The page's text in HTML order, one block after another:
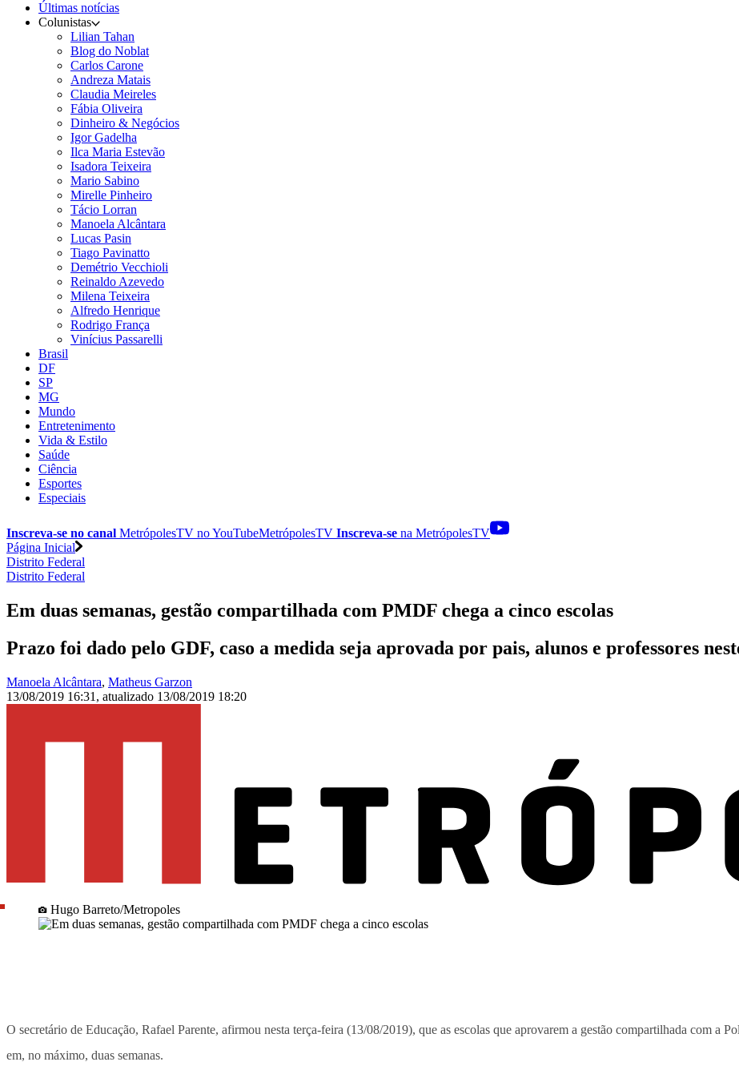
Últimas notícias
Colunistas
Lilian Tahan
Blog do Noblat
Carlos Carone
Andreza Matais
Claudia Meireles
Fábia Oliveira
Dinheiro & Negócios
Igor Gadelha
Ilca Maria Estevão
Isadora Teixeira
Mario Sabino
Mirelle Pinheiro
Tácio Lorran
Manoela Alcântara
Lucas Pasin
Tiago Pavinatto
Demétrio Vecchioli
Reinaldo Azevedo
Milena Teixeira
Alfredo Henrique
Rodrigo França
Vinícius Passarelli
Brasil
DF
SP
MG
Mundo
Entretenimento
Vida & Estilo
Saúde
Ciência
Esportes
Especiais
Inscreva-se no canal MetrópolesTV noYouTubeMetrópolesTV Inscreva-se na MetrópolesTV
Página Inicial
Distrito Federal
Distrito Federal
Em duas semanas, gestão compartilhada com PMDF chega a cinco escolas
Prazo foi dado pelo GDF, caso a medida seja aprovada por pais, alunos e professores
Manoela Alcântara, Matheus Garzon
13/08/2019 16:31 , atualizado 13/08/2019 18:20
Hugo Barreto/Metropoles
O secretário de Educação, Rafael Parente, afirmou nesta terça-feira (13/08/2019), que as escolas que aprovarem a gestão compartilhada com
em, no máximo, duas semanas.